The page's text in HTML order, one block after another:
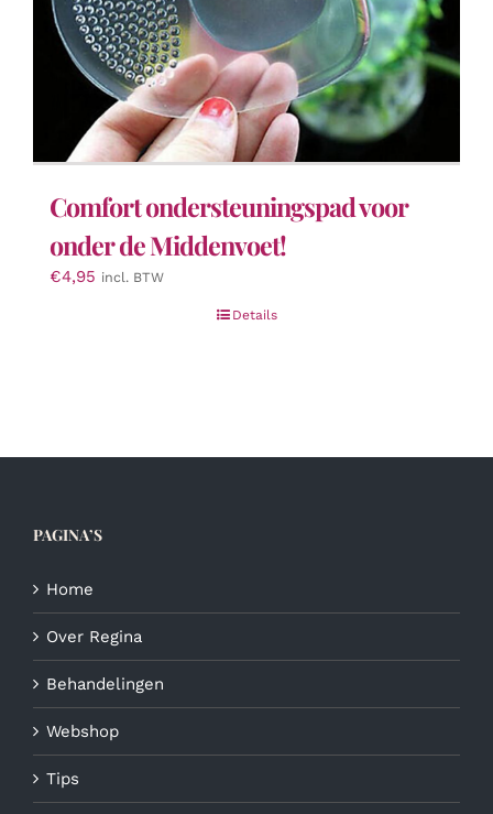
Comfort ondersteuningspad voor
onder de Middenvoet!
€4,95 incl. BTW
Details
PAGINA’S
Home
Over Regina
Behandelingen
Webshop
Tips